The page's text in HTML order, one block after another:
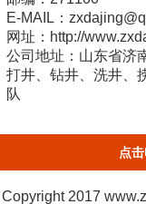
E-MAIL：
网址：http://
公司地址：山东省济
打井、钻井、洗井、
队
点
Copyright 2017